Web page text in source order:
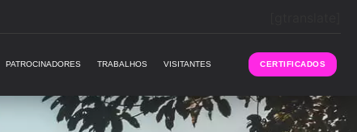
PATROCINADORES TRABALHOS VISITANTES CERTIFICADOS